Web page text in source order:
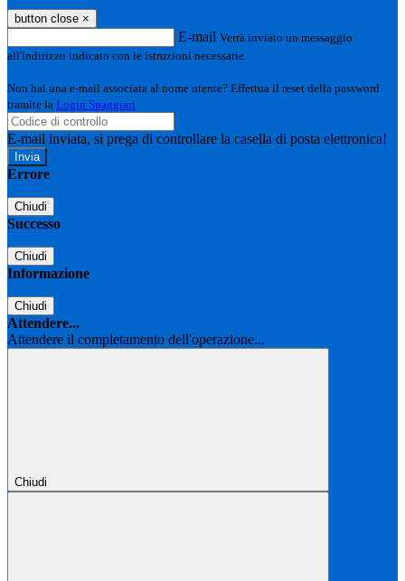
button close ×
E-mail Verrà inviato un messaggio
all'indirizzo indicato con le istruzioni necessarie.
Non hai una e-mail associata al nome utente? Effettua il reset della password
tramite la Login Spaggiari
E-mail inviata, si prega di controllare la casella di posta elettronica!
Errore
Chiudi
Successo
Chiudi
Informazione
Chiudi
Attendere...
Attendere il completamento dell'operazione...
Chiudi